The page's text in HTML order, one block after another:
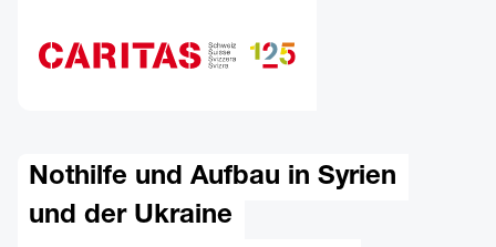
Nothilfe und Aufbau in Syrien
und der Ukraine